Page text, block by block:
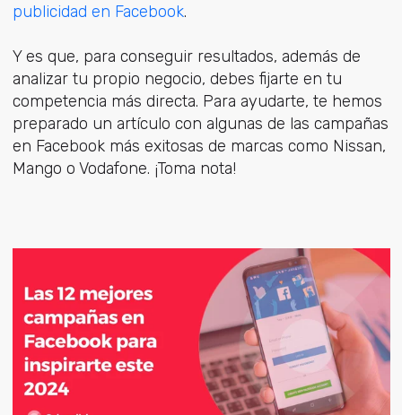
publicidad en Facebook.
Y es que, para conseguir resultados, además de
analizar tu propio negocio, debes fijarte en tu
competencia más directa. Para ayudarte, te hemos
preparado un artículo con algunas de las campañas
en Facebook más exitosas de marcas como Nissan,
Mango o Vodafone. ¡Toma nota!